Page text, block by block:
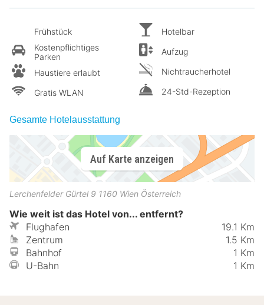
Frühstück
Kostenpflichtiges
Parken
Haustiere erlaubt
Gratis WLAN
Hotelbar
Aufzug
Nichtraucherhotel
24-Std-Rezeption
Gesamte Hotelausstattung
Auf Karte anzeigen
Lerchenfelder Gürtel 9 1160 Wien Österreich
Wie weit ist das Hotel von... entfernt?
Flughafen
19.1 Km
Zentrum
1.5 Km
Bahnhof
1 Km
U-Bahn
1 Km